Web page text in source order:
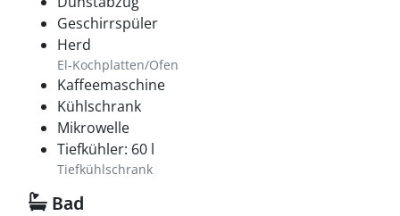
Geschirrspüler
Herd
El-Kochplatten/Ofen
Kaffeemaschine
Kühlschrank
Mikrowelle
Tiefkühler: 60 l
Tiefkühlschrank
Bad